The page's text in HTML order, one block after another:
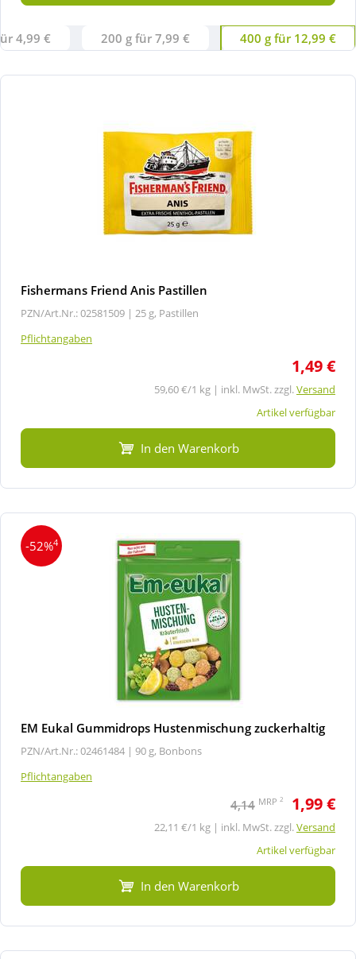
4,99 € 200 g für 7,99 € 400 g für 12,99 €
Fishermans Friend Anis Pastillen
PZN/Art.Nr.: 02581509 | 25 g, Pastillen
Pflichtangaben
1,49 €
59,60 €/1 kg | inkl. MwSt. zzgl.Versand
Artikel verfügbar
In den Warenkorb
-52%4
EM Eukal Gummidrops Hustenmischung zuckerhaltig
PZN/Art.Nr.: 02461484 | 90 g, Bonbons
Pflichtangaben
4,14 MRP 2 1,99 €
22,11 €/1 kg | inkl. MwSt. zzgl.Versand
Artikel verfügbar
In den Warenkorb